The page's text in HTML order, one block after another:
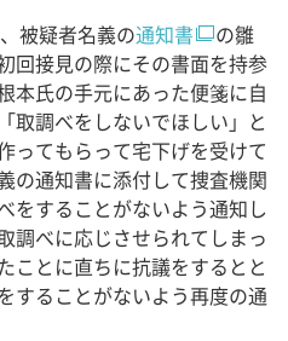
被疑者名義の通知書
の雛
回接見の際にその書面を持参
本氏の手元にあった便箋に自
取調べをしないでほしい」と
ってもらって宅下げを受けて
の通知書に添付して捜査機関
をすることがないよう通知し
調べに応じさせられてしまっ
ことに直ちに抗議をするとと
することがないよう再度の通